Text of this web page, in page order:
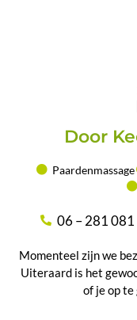
Door
Paardenmassage
06 – 281 081
Momenteel zijn we
Uiteraard is het
of je op te